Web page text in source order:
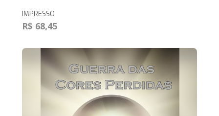
IMPRESSO
R$ 68,45